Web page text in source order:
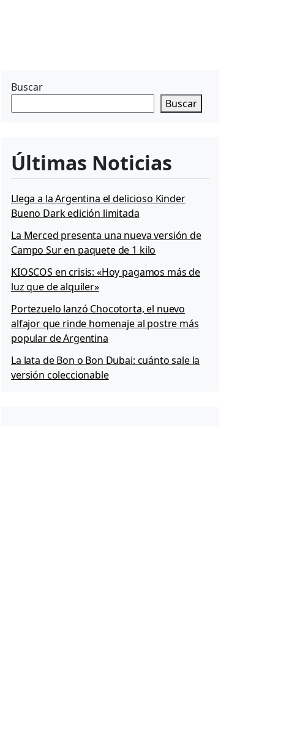
Buscar
Buscar
Últimas Noticias
Llega a la Argentina el delicioso Kinder
Bueno Dark edición limitada
La Merced presenta una nueva versión de
Campo Sur en paquete de 1 kilo
KIOSCOS en crisis: «Hoy pagamos más de
luz que de alquiler»
Portezuelo lanzó Chocotorta, el nuevo
alfajor que rinde homenaje al postre más
popular de Argentina
La lata de Bon o Bon Dubai: cuánto sale la
versión coleccionable